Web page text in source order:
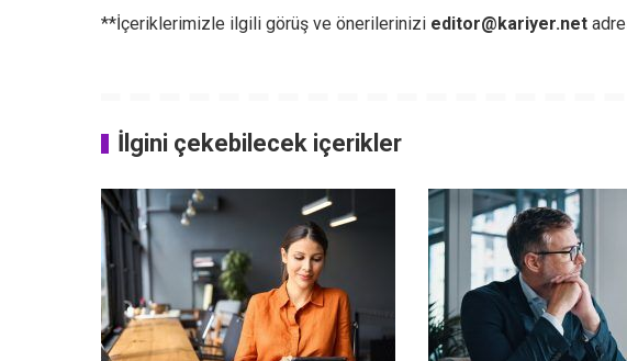
**İçeriklerimizle ilgili görüş ve önerilerinizi editor@kariyer.net
İlgini çekebilecek içerikler